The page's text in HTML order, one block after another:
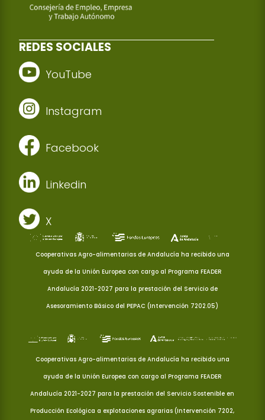
REDES SOCIALES
YouTube
Instagram
Facebook
Linkedin
X
Cooperativas Agro-alimentarias de Andalucía ha recibido una
ayuda de la Unión Europea con cargo al Programa FEADER
Andalucía 2021-2027 para la prestación del Servicio de
Asesoramiento Básico del PEPAC (Intervención 7202.05)
Cooperativas Agro-alimentarias de Andalucía ha recibido una
ayuda de la Unión Europea con cargo al Programa FEADER
Andalucía 2021-2027 para la prestación del Servicio Sostenible en
Producción Ecológica a explotaciones agrarias (Intervención 7202,